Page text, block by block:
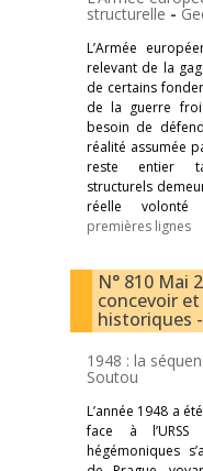
structurelle -
L’Armée
relevant de la
de certains
de la guerre
besoin de
réalité assumée
reste entier
structurels
réelle volonté
premières lignes
N° 810 Mai
concevoir
historiques
1948 : la
Soutou
L’année 1948 a
face à
hégémoniques